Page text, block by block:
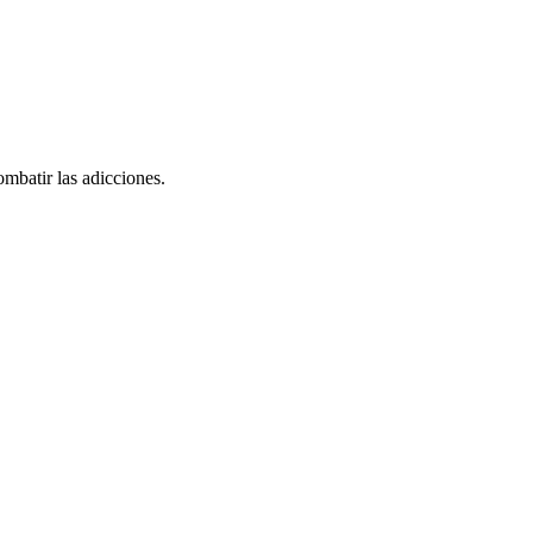
las adicciones.